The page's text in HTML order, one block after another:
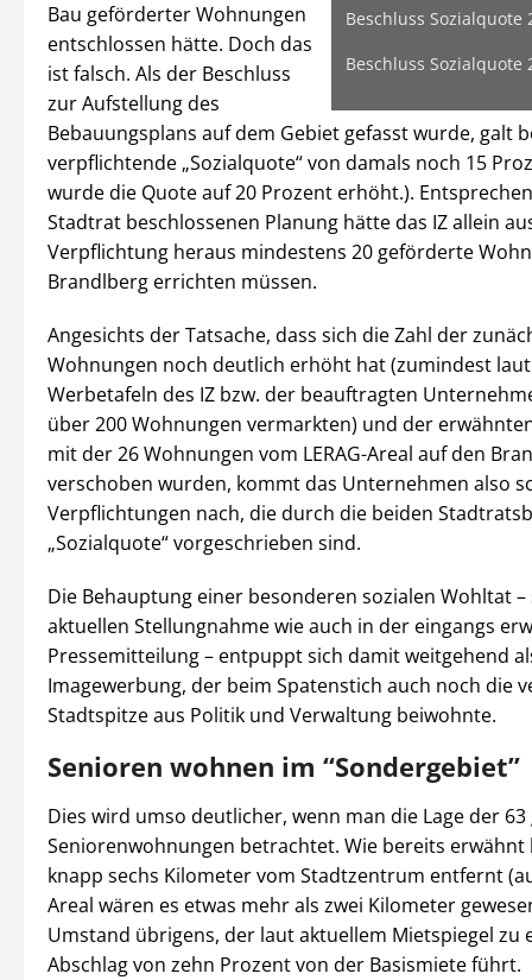
Beschluss Sozialquote
Beschluss Sozialquote
Bau geförderter Wohnungen
entschlossen hätte. Doch das
ist falsch. Als der Beschluss
zur Aufstellung des
Bebauungsplans auf dem Gebiet gefasst wurde, galt
verpflichtende „Sozialquote“ von damals noch 15
wurde die Quote auf 20 Prozent erhöht.).
Stadtrat beschlossenen Planung hätte das IZ allein
Verpflichtung heraus mindestens 20 geförderte
Brandlberg errichten müssen.
Angesichts der Tatsache, dass sich die Zahl der
Wohnungen noch deutlich erhöht hat (zumindest
Werbetafeln des IZ bzw. der beauftragten
über 200 Wohnungen vermarkten) und der
mit der 26 Wohnungen vom LERAG-Areal auf den
verschoben wurden, kommt das Unternehmen also
Verpflichtungen nach, die durch die beiden
„Sozialquote“ vorgeschrieben sind.
Die Behauptung einer besonderen sozialen Wohltat
aktuellen Stellungnahme wie auch in der eingangs
Pressemitteilung – entpuppt sich damit weitgehend
Imagewerbung, der beim Spatenstich auch noch die
Stadtspitze aus Politik und Verwaltung beiwohnte.
Senioren wohnen im “Sondergebiet”
Dies wird umso deutlicher, wenn man die Lage der
Seniorenwohnungen betrachtet. Wie bereits erwähnt
knapp sechs Kilometer vom Stadtzentrum entfernt
Areal wären es etwas mehr als zwei Kilometer
Umstand übrigens, der laut aktuellem Mietspiegel zu
Abschlag von zehn Prozent von der Basismiete führt.